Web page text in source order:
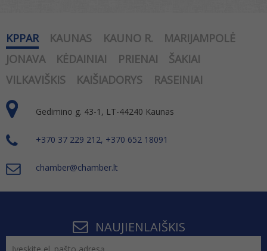
KPPAR KAUNAS KAUNO R.
MARIJAMPOLĖ
JONAVA
KĖDAINIAI PRIENAI
ŠAKIAI
VILKAVIŠKIS
KAIŠIADORYS RASEINIAI
Gedimino g. 43-1, LT-44240 Kaunas
+370 37 229 212, +370 652 18091
chamber@chamber.lt
NAUJIENLAIŠKIS